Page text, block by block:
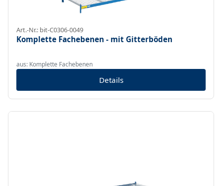
Art.-Nr.: bit-C0306-0049
Komplette Fachebenen - mit Gitterböden
aus: Komplette Fachebenen
Details